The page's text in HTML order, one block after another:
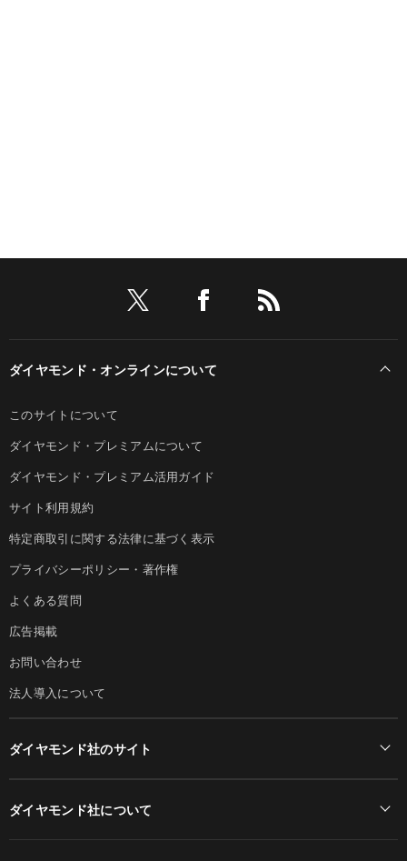
ダイヤモンド・オンラインについて
このサイトについて
ダイヤモンド・プレミアムについて
ダイヤモンド・プレミアム活用ガイド
サイト利用規約
特定商取引に関する法律に基づく表示
プライバシーポリシー・著作権
よくある質問
広告掲載
お問い合わせ
法人導入について
ダイヤモンド社のサイト
ダイヤモンド社について